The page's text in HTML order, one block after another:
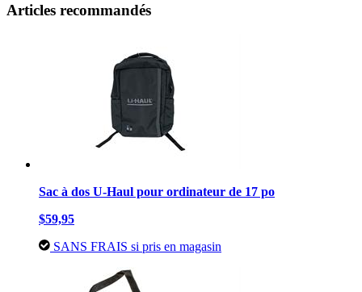
Articles recommandés
Sac à dos U-Haul pour ordinateur de 17 po
$59,95
SANS FRAIS si pris en magasin